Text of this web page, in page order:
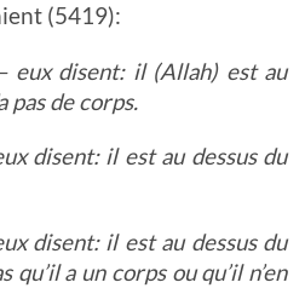
(5419):
eux disent: il (Allah) est au
pas de corps.
disent: il est au dessus du
disent: il est au dessus du
a un corps ou qu’il n’en